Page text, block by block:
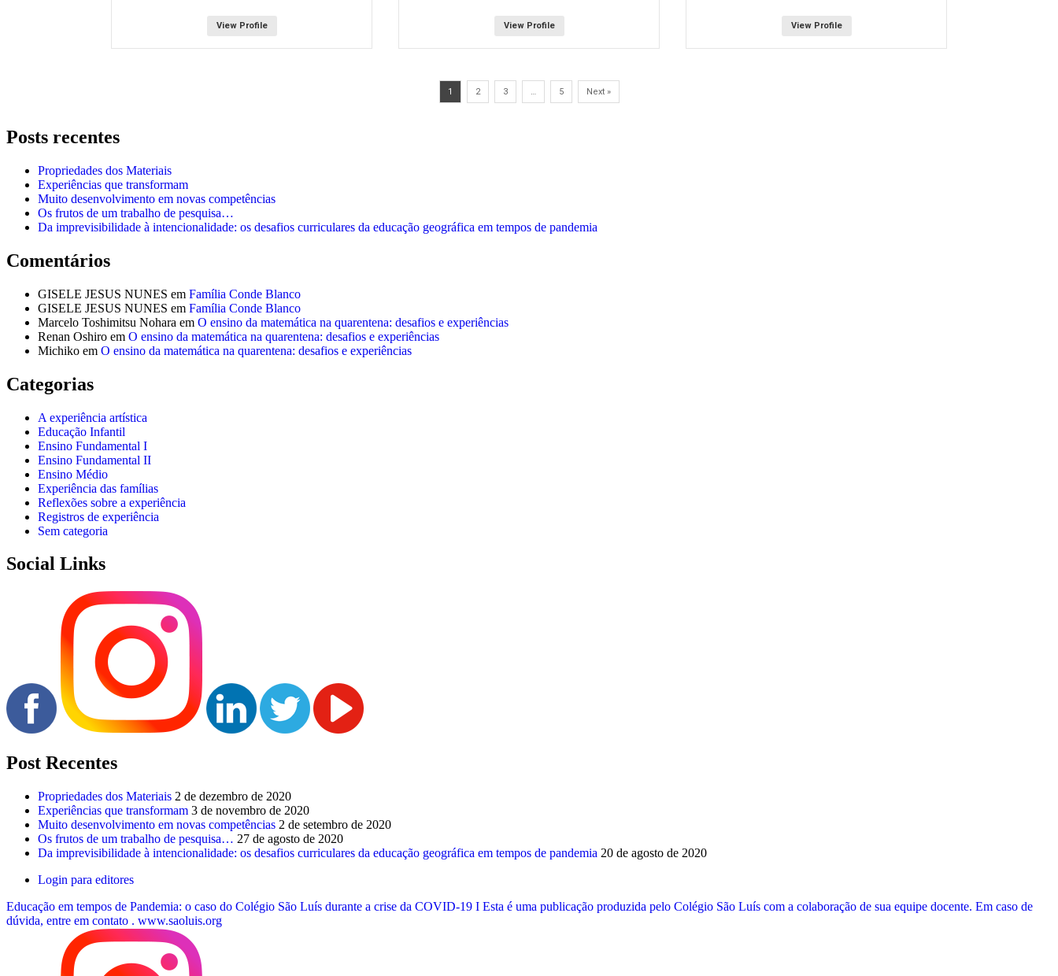
View Profile View Profile View Profile
1 2 3 … 5 Next »
Posts recentes
Propriedades dos Materiais
Experiências que transformam
Muito desenvolvimento em novas competências
Os frutos de um trabalho de pesquisa…
Da imprevisibilidade à intencionalidade: os desafios curriculares da educação geográfica em tempos de pandemia
Comentários
GISELE JESUS NUNES em Família Conde Blanco
GISELE JESUS NUNES em Família Conde Blanco
Marcelo Toshimitsu Nohara em O ensino da matemática na quarentena: desafios e experiências
Renan Oshiro em O ensino da matemática na quarentena: desafios e experiências
Michiko em O ensino da matemática na quarentena: desafios e experiências
Categorias
A experiência artística
Educação Infantil
Ensino Fundamental I
Ensino Fundamental II
Ensino Médio
Experiência das famílias
Reflexões sobre a experiência
Registros de experiência
Sem categoria
Social Links
Post Recentes
Propriedades dos Materiais 2 de dezembro de 2020
Experiências que transformam 3 de novembro de 2020
Muito desenvolvimento em novas competências 2 de setembro de 2020
Os frutos de um trabalho de pesquisa… 27 de agosto de 2020
Da imprevisibilidade à intencionalidade: os desafios curriculares da educação geográfica em tempos de pandemia 20 de agosto de 2020
Login para editores
Educação em tempos de Pandemia: o caso do Colégio São Luís durante a crise da COVID-19 I Esta é uma publicação produzida pelo Colégio São Luís com a colaboração de sua equipe docente. Em caso de
dúvida, entre em contato . www.saoluis.org